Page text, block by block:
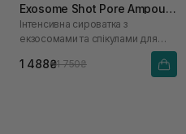
Exosome Shot Pore Ampoule
7500 30 мл
Інтенсивна сироватка з
екзосомами та спікулами для
1 488₴1 750₴